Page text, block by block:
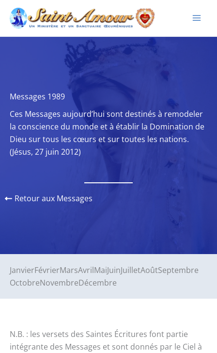
Aller
contenu
Messages 1989
Ces Messages aujourd’hui sont destinés à remodeler
la conscience du monde et à établir la Domination de
Dieu sur tous les cœurs et sur toutes les nations.
(Jésus, 27 juin 2012)
Retour aux Messages
JanvierFévrierMarsAvrilMaiJuinJuilletAoûtSeptembre
OctobreNovembreDécembre
N.B. : les versets des Saintes Écritures font partie
intégrante des Messages et sont donnés par le Ciel à